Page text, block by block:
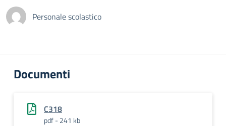
Personale scolastico
Documenti
C318
pdf - 241 kb